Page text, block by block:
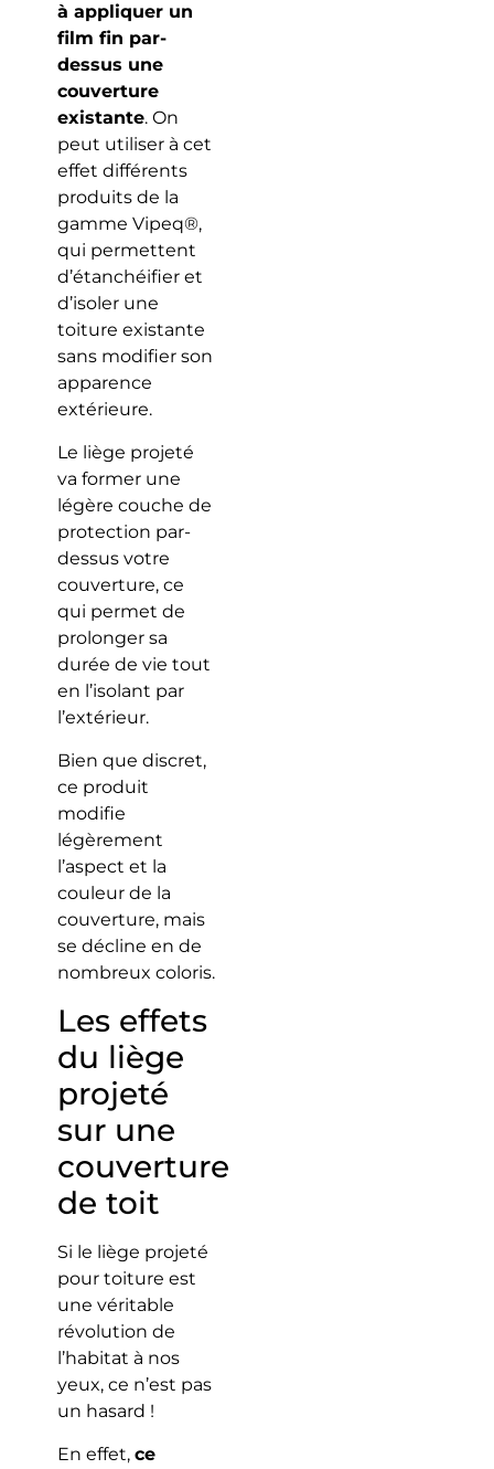
à appliquer un
film fin par-
dessus une
couverture
existante. On
peut utiliser à cet
effet différents
produits de la
gamme Vipeq®,
qui permettent
d’étanchéifier et
d’isoler une
toiture existante
sans modifier son
apparence
extérieure.
Le liège projeté
va former une
légère couche de
protection par-
dessus votre
couverture, ce
qui permet de
prolonger sa
durée de vie tout
en l’isolant par
l’extérieur.
Bien que discret,
ce produit
modifie
légèrement
l’aspect et la
couleur de la
couverture, mais
se décline en de
nombreux coloris.
Les effets
du liège
projeté
sur une
couverture
de toit
Si le liège projeté
pour toiture est
une véritable
révolution de
l’habitat à nos
yeux, ce n’est pas
un hasard !
En effet, ce